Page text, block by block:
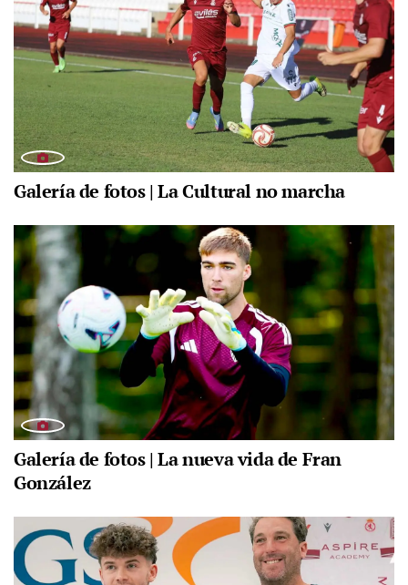
Galería de fotos | La Cultural no marcha
Galería de fotos | La nueva vida de Fran
González